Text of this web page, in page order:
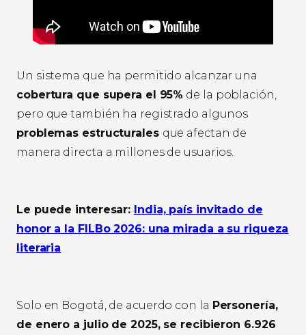
Un sistema que ha permitido alcanzar una
cobertura que supera el 95% de la población,
pero que también ha registrado algunos
problemas estructurales que afectan de
manera directa a millones de usuarios.
Le puede interesar: India, país invitado de
honor a la FILBo 2026: una mirada a su riqueza
literaria
Solo en Bogotá, de acuerdo con la Personería,
de enero a julio de 2025, se recibieron 6.926